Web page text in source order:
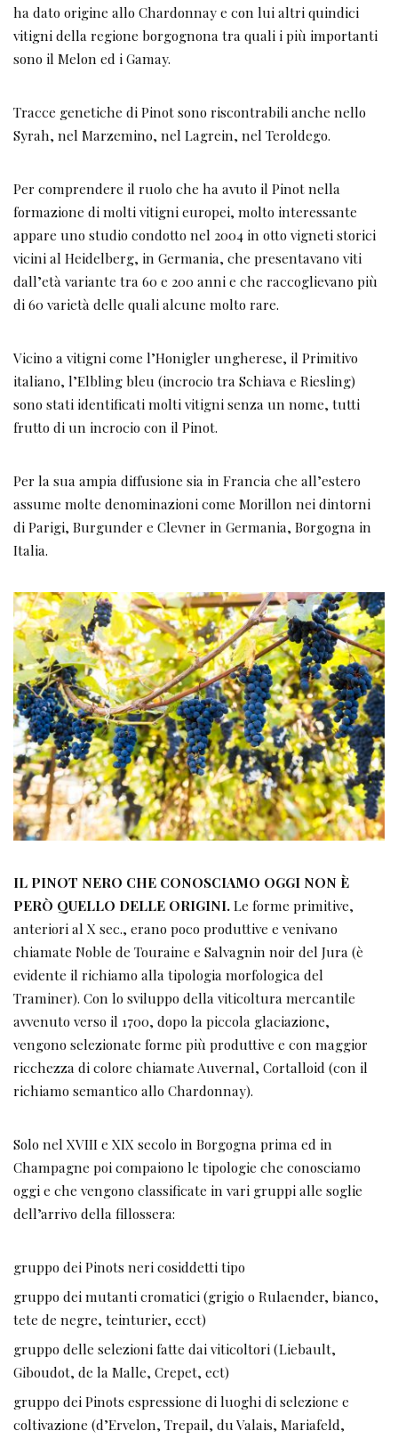
ha dato origine allo Chardonnay e con lui altri quindici
vitigni della regione borgognona tra quali i più importanti
sono il Melon ed i Gamay.
Tracce genetiche di Pinot sono riscontrabili anche nello
Syrah, nel Marzemino, nel Lagrein, nel Teroldego.
Per comprendere il ruolo che ha avuto il Pinot nella
formazione di molti vitigni europei, molto interessante
appare uno studio condotto nel 2004 in otto vigneti storici
vicini al Heidelberg, in Germania, che presentavano viti
dall’età variante tra 60 e 200 anni e che raccoglievano più
di 60 varietà delle quali alcune molto rare.
Vicino a vitigni come l’Honigler ungherese, il Primitivo
italiano, l’Elbling bleu (incrocio tra Schiava e Riesling)
sono stati identificati molti vitigni senza un nome, tutti
frutto di un incrocio con il Pinot.
Per la sua ampia diffusione sia in Francia che all’estero
assume molte denominazioni come Morillon nei dintorni
di Parigi, Burgunder e Clevner in Germania, Borgogna in
Italia.
IL PINOT NERO CHE CONOSCIAMO OGGI NON È
PERÒ QUELLO DELLE ORIGINI.Le forme primitive,
anteriori al X sec., erano poco produttive e venivano
chiamate Noble de Touraine e Salvagnin noir del Jura (è
evidente il richiamo alla tipologia morfologica del
Traminer). Con lo sviluppo della viticoltura mercantile
avvenuto verso il 1700, dopo la piccola glaciazione,
vengono selezionate forme più produttive e con maggior
ricchezza di colore chiamate Auvernal, Cortalloid (con il
richiamo semantico allo Chardonnay).
Solo nel XVIII e XIX secolo in Borgogna prima ed in
Champagne poi compaiono le tipologie che conosciamo
oggi e che vengono classificate in vari gruppi alle soglie
dell’arrivo della fillossera:
gruppo dei Pinots neri cosiddetti tipo
gruppo dei mutanti cromatici (grigio o Rulaender, bianco,
tete de negre, teinturier, ecct)
gruppo delle selezioni fatte dai viticoltori (Liebault,
Giboudot, de la Malle, Crepet, ect)
gruppo dei Pinots espressione di luoghi di selezione e
coltivazione (d’Ervelon, Trepail, du Valais, Mariafeld,